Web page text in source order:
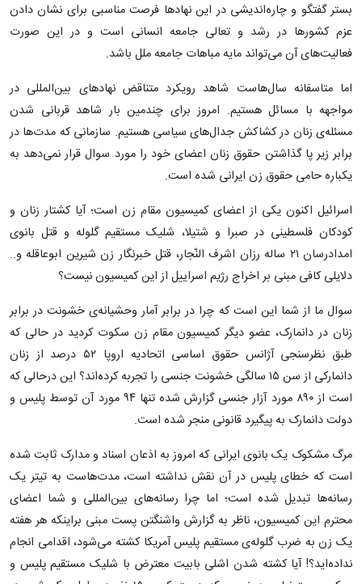
بستر گفتگو و چاره‌اندیشی در این نهاد‌ها فرصت مناسبی برای نشان دادن
عزم کشور‌ها در رشد و تعالی جامعه انسانی است و در این صورت
فعالیت‌های آن می‌تواند مایه مباهات جامعه ملل باشد.
اما متاسفانه سال‌هاست شاهد رویکرد متناقض نهاد‌های بین‌المللی در
مواجهه با مسائل هستیم. امروز برای چندمین بار شاهد قربانی شدن
مسئله‌ی زنان در کشاکش جدال‌های سیاسی هستیم. سازمانی که مدت‌ها در
برابر زیر پا گذاشتن حقوق زنان اعضای خود را مورد سوال قرار نمی‌دهد به
یکباره حامی حقوق زن ایرانی شده است.
اسرائیل اکنون یکی از اعضای کمیسیون مقام زن است؛ آیا کشتار زنان و
کودکان فلسطینی در صبرا و شتیلا، شلیک مستقیم گلوله و قتل بانوی
امدادرسان ۲۱ ساله رزان اشرف النّجار، قتل خبرنگار زن شیرین ابوعاقله و..
دلایلی کافی مبنی بر اخراج رژیم اسراییل از این کمیسیون نیست؟
سوال ما از شما این است که چرا در برابر آمار وحشیانه‌ی خشونت در برابر
زنان در دانمارک، عضو دیگر کمیسیون مقام زن سکوت کردید در حالی که
طبق نظرسنجی آژانس حقوق اساسی اتحادیه اروپا ۵۲ درصد از زنان
دانمارکی از سن ۱۵ سالگی خشونت جنسی را تجربه کرده‌اند؟ این درحالی که
است از ۸۹۰ مورد آزار جنسی گزارش شده تنها ۹۴ مورد آن توسط پلیس و
دولت دانمارک به پیگیرد قانونی منجر شده است.
مرگ مشکوک یک بانوی ایرانی که امروز به اذعان اسناد و مدارک ثابت شده
است که خطای پلیس در آن نقش نداشته است، مدت‌هاست به تیتر یک
رسانه‌ها تبدیل شده است؛ اما چرا رسانه‌های بین‌المللی و شما اعضای
محترم این کمیسیون، ناظر به گزارش واشنگتن پست مبنی براینکه هر هفته
یک زن به ضرب گلوله‌ی مستقیم پلیس آمریکا کشته می‌شود، اقدامی انجام
نداده‌اید؟! آیا کشته شدن اشلی بابیت معترض با شلیک مستقیم پلیس و